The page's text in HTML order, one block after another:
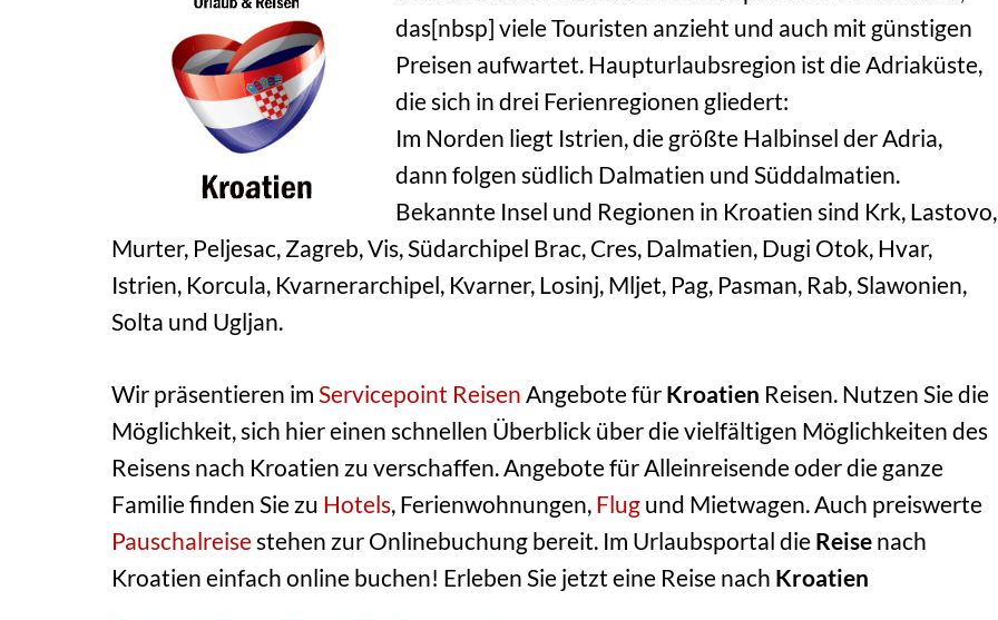
das[nbsp] viele Touristen anzieht und auch mit günstigen
Preisen aufwartet. Haupturlaubsregion ist die Adriaküste,
die sich in drei Ferienregionen gliedert:
Im Norden liegt Istrien, die größte Halbinsel der Adria,
dann folgen südlich Dalmatien und Süddalmatien.
Bekannte Insel und Regionen in Kroatien sind Krk, Lastovo,
Murter, Peljesac, Zagreb, Vis, Südarchipel Brac, Cres, Dalmatien, Dugi Otok, Hvar,
Istrien, Korcula, Kvarnerarchipel, Kvarner, Losinj, Mljet, Pag, Pasman, Rab, Slawonien,
Solta und Ugljan.
Wir präsentieren imServicepoint ReisenAngebote fürKroatien Reisen. Nutzen Sie die
Möglichkeit, sich hier einen schnellen Überblick über die vielfältigen Möglichkeiten des
Reisens nach Kroatien zu verschaffen. Angebote für Alleinreisende oder die ganze
Familie finden Sie zu Hotels, Ferienwohnungen,Flugund Mietwagen. Auch preiswerte
Pauschalreisestehen zur Onlinebuchung bereit. Im Urlaubsportal dieReisenach
Kroatien einfach online buchen! Erleben Sie jetzt eine Reise nach Kroatien